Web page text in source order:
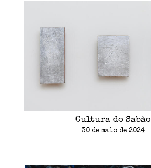
Cultura do Sabão
30 de maio de 2024